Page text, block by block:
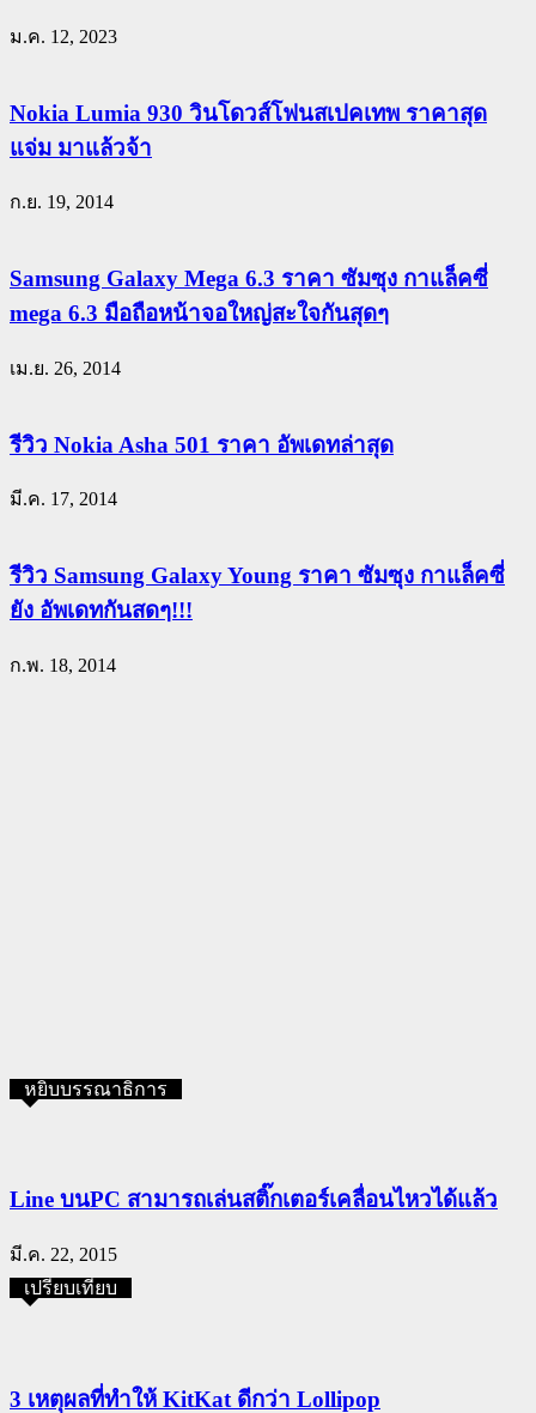
ม.ค. 12, 2023
Nokia Lumia 930 วินโดวส์โฟนสเปคเทพ ราคาสุด
แจ่ม มาแล้วจ้า
ก.ย. 19, 2014
Samsung Galaxy Mega 6.3 ราคา ซัมซุง กาแล็คซี่
mega 6.3 มือถือหน้าจอใหญ่สะใจกันสุดๆ
เม.ย. 26, 2014
รีวิว Nokia Asha 501 ราคา อัพเดทล่าสุด
มี.ค. 17, 2014
รีวิว Samsung Galaxy Young ราคา ซัมซุง กาแล็คซี่
ยัง อัพเดทกันสดๆ!!!
ก.พ. 18, 2014
หยิบบรรณาธิการ
Line บนPC สามารถเล่นสติ๊กเตอร์เคลื่อนไหวได้แล้ว
มี.ค. 22, 2015
เปรียบเทียบ
3 เหตุผลที่ทำให้ KitKat ดีกว่า Lollipop